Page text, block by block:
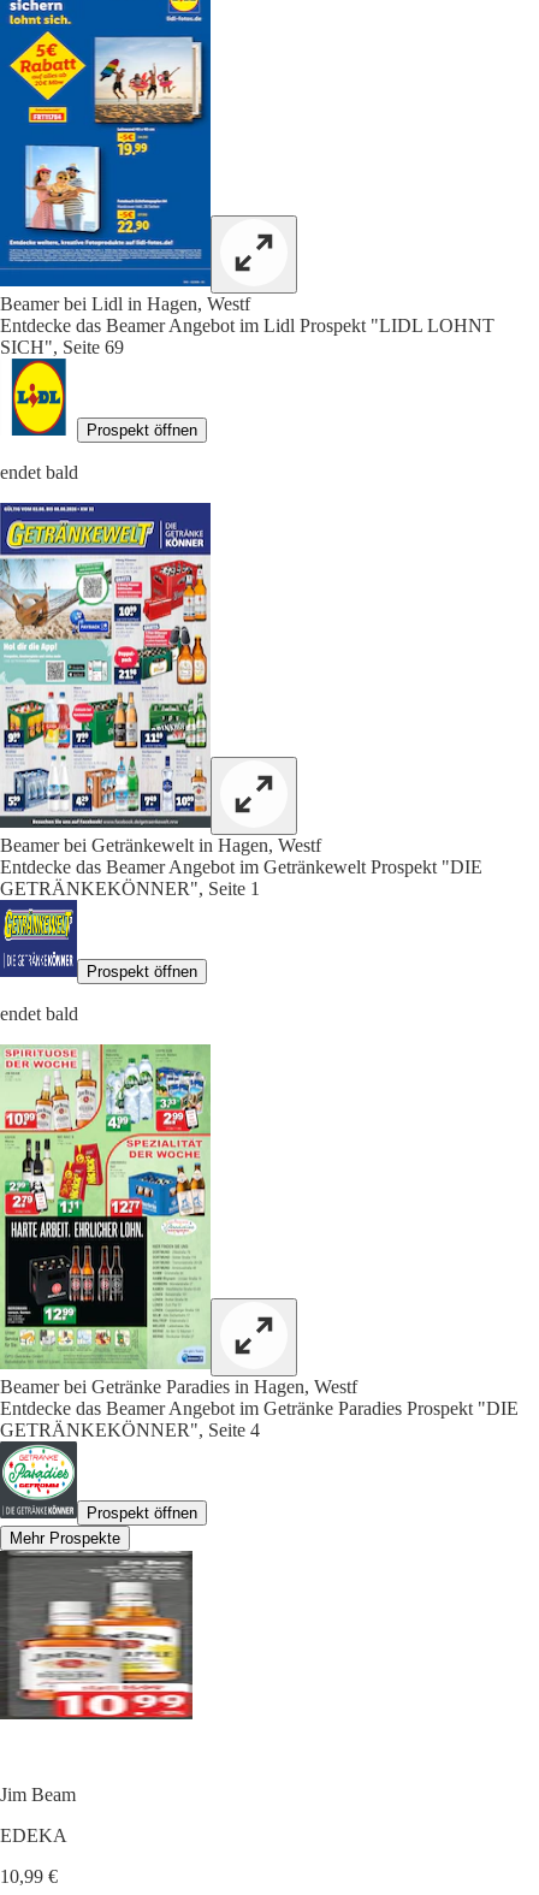
Beamer bei Lidl in Hagen, Westf
Entdecke das Beamer Angebot im Lidl Prospekt "LIDL LOHNT
SICH", Seite 69
Prospekt öffnen
endet bald
Beamer bei Getränkewelt in Hagen, Westf
Entdecke das Beamer Angebot im Getränkewelt Prospekt "DIE
GETRÄNKEKÖNNER", Seite 1
Prospekt öffnen
endet bald
Beamer bei Getränke Paradies in Hagen, Westf
Entdecke das Beamer Angebot im Getränke Paradies Prospekt "DIE
GETRÄNKEKÖNNER", Seite 4
Prospekt öffnen
Mehr Prospekte
Jim Beam
EDEKA
10,99 €